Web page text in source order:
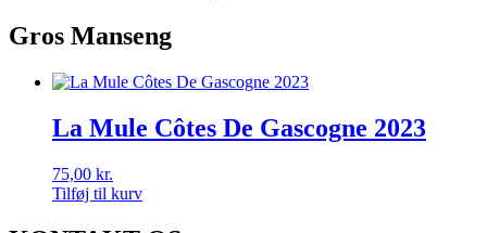
Gros Manseng
La Mule Côtes De Gascogne 2023
75,00 kr.
Tilføj til kurv